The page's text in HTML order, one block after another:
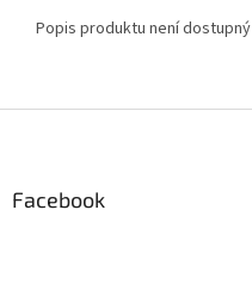
Popis produktu není dostupný
Facebook